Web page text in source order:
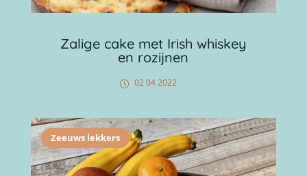
Zalige cake met Irish whiskey
en rozijnen
02 04 2022
Zeeuws lekkers